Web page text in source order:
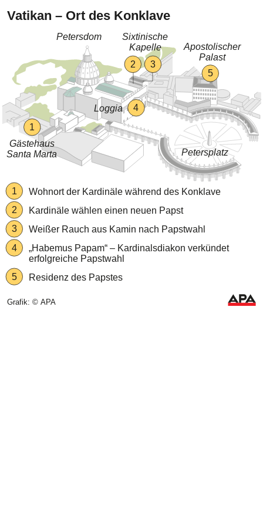
Kardinäle wählen einen neuen Papst
Weißer Rauch aus Kamin nach Papstwahl
„Habemus Papam“ – Kardinalsdiakon verkündet
erfolgreiche Papstwahl
Residenz des Papstes
Loggia
Petersdom
Apostolischer
Palast
Gästehaus
Santa Marta
Sixtinische
Kapelle
Petersplatz
2
5
4
1
3
1
4
Wohnort der Kardinäle während des Konklave
5
3
2
Grafik: © APA
Vatikan – Ort des Konklave